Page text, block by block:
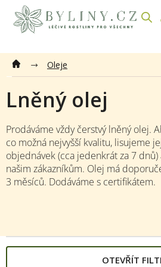
obsah
Oleje
Lněný olej
Prodáváme vždy čerstvý lněný olej.
co možná nejvyšší kvalitu, lisujeme
objednávek (cca jedenkrát za 7
našim zákazníkům. Olej má
3 měsíců. Dodáváme s certifikátem.
OTEVŘÍT